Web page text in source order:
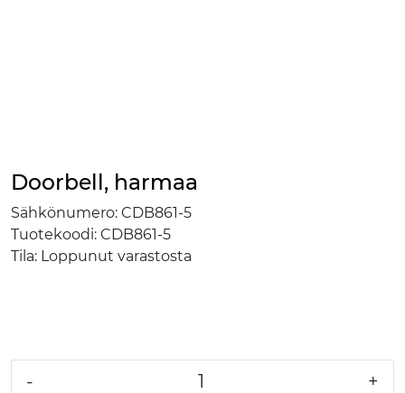
Doorbell, harmaa
Sähkönumero: CDB861-5
Tuotekoodi: CDB861-5
Tila: Loppunut varastosta
- +
MEISTÄ
YHTEYSTIEDOT